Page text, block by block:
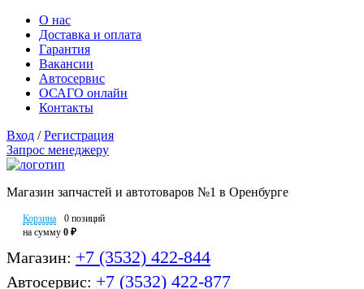
О нас
Доставка и оплата
Гарантия
Вакансии
Автосервис
ОСАГО онлайн
Контакты
Вход / Регистрация
Запрос менеджеру
Магазин запчастей и автотоваров №1 в Оренбурге
Корзина
0 позиций
на сумму 0 ₽
Магазин: +7 (3532) 422-844
Автосервис: +7 (3532) 422-877